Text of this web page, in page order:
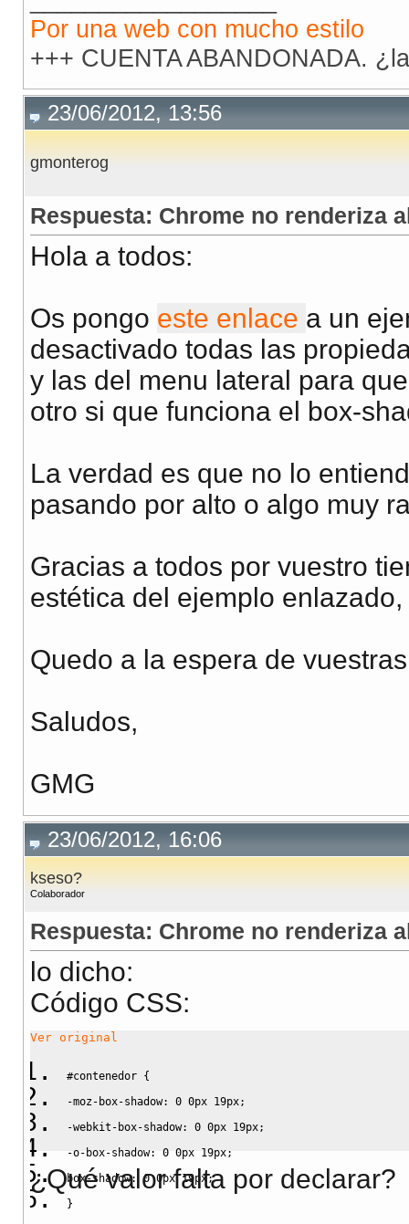
Por una web con mucho estilo
+++ CUENTA ABANDONADA.
23/06/2012, 13:56
gmonterog
Respuesta: Chrome no renderiza
Hola a todos:
Os pongo este enlace a un
desactivado todas las
y las del menu lateral para
otro si que funciona el box-
La verdad es que no lo
pasando por alto o algo muy
Gracias a todos por vuestro
estética del ejemplo
Quedo a la espera de
Saludos,
GMG
23/06/2012, 16:06
kseso?
Colaborador
Respuesta: Chrome no renderiza
lo dicho:
Código CSS:
Ver original
#contenedor {
-moz-box-shadow: 0 0px 19px;
-webkit-box-shadow: 0 0px 19px;
-o-box-shadow: 0 0px 19px;
box-shadow: 0 0px 19px;
}
¿Qué valor falta por declarar?